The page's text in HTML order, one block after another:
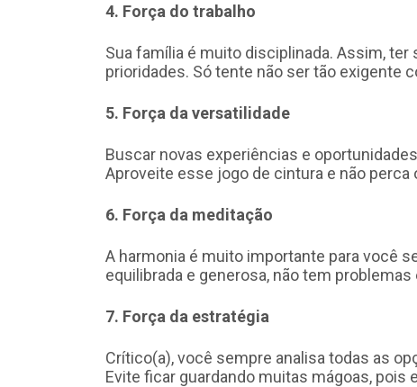
4. Força do trabalho
Sua família é muito disciplinada. Assim,
prioridades. Só tente não ser tão exigente
5. Força da versatilidade
Buscar novas experiências e
Aproveite esse jogo de cintura e não
6. Força da meditação
A harmonia é muito importante para você
equilibrada e generosa, não tem
7. Força da estratégia
Crítico(a), você sempre analisa todas as
Evite ficar guardando muitas mágoas, pois